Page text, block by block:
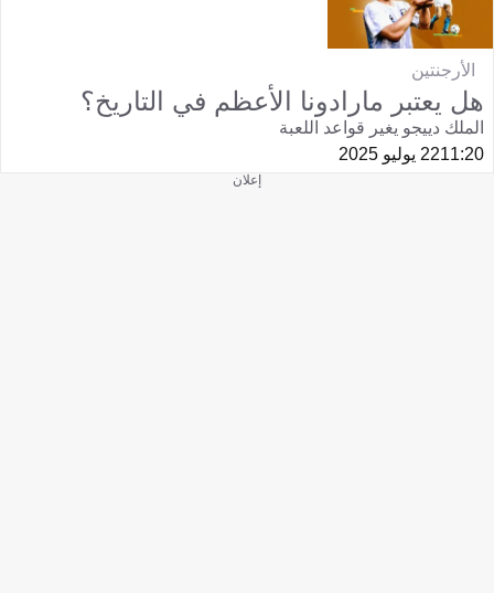
الأرجنتين
هل يعتبر مارادونا الأعظم في التاريخ؟
الملك دييجو يغير قواعد اللعبة
11:2022 يوليو 2025
إعلان